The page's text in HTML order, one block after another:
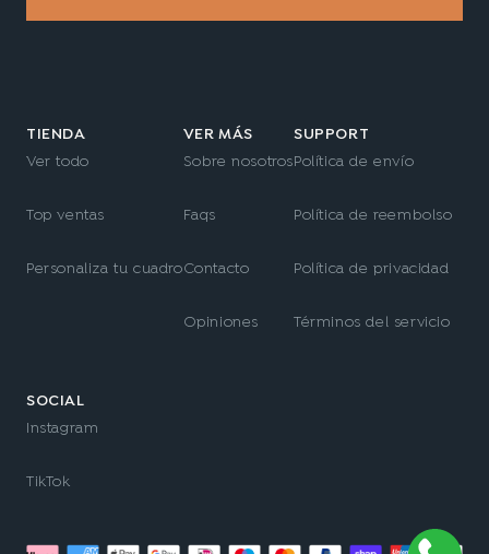
TIENDA
Ver todo
Top ventas
Personaliza tu cuadro
VER MÁS
Sobre nosotros
Faqs
Contacto
Opiniones
SUPPORT
Política de envío
Política de reembolso
Política de privacidad
Términos del servicio
SOCIAL
Instagram
TikTok